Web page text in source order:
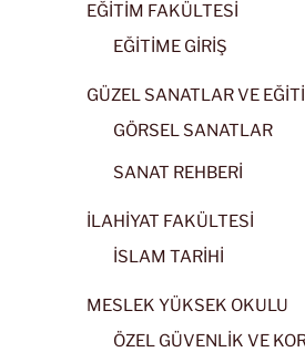
EĞİTİM FAKÜLTESİ
EĞİTİME GİRİŞ
GÜZEL SANATLAR VE
GÖRSEL SANATLAR
SANAT REHBERİ
İLAHİYAT FAKÜLTESİ
İSLAM TARİHİ
MESLEK YÜKSEK OKULU
ÖZEL GÜVENLİK VE